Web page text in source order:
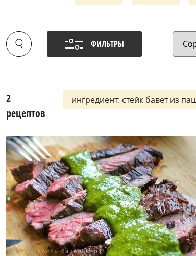
ФИЛЬТРЫ
2
рецептов
ингредиент: стейк бавет из